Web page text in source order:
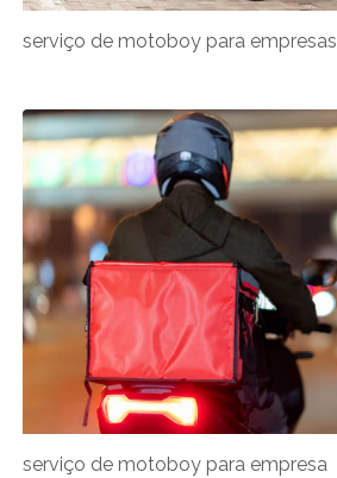
serviço de motoboy para empresas
serviço de motoboy para empresa